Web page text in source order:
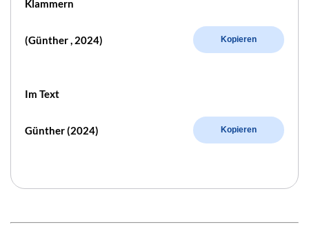
Klammern
(Günther , 2024) Kopieren
Im Text
Günther (2024) Kopieren